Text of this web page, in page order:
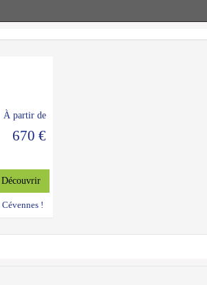
À partir de
670 €
Découvrir
!